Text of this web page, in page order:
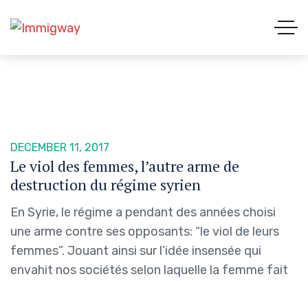
DECEMBER 11, 2017
Le viol des femmes, l’autre arme de
destruction du régime syrien
En Syrie, le régime a pendant des années choisi
une arme contre ses opposants: “le viol de leurs
femmes”. Jouant ainsi sur l’idée insensée qui
envahit nos sociétés selon laquelle la femme fait